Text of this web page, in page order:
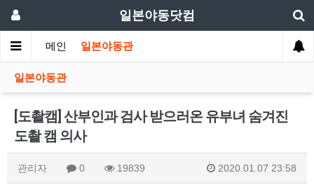
일본야동닷컴
메인 일본야동관
일본야동관
[도촬캠] 산부인과 검사 받으러온 유부녀 숨겨진
도촬 캠 의사
관리자 0 19839 2020.01.07 23:58